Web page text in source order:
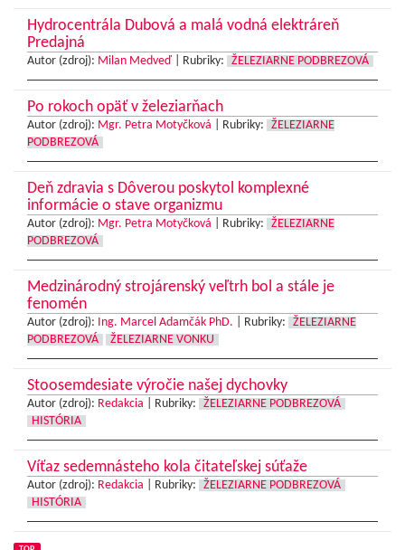
Hydrocentrála Dubová a malá vodná elektráreň
Predajná
Autor (zdroj): Milan Medveď Rubriky: ŽELEZIARNE PODBREZOVÁ
Po rokoch opäť v železiarňach
Autor (zdroj): Mgr. Petra Motyčková Rubriky:
ŽELEZIARNE
PODBREZOVÁ
Deň zdravia s Dôverou poskytol komplexné
informácie o stave organizmu
Autor (zdroj): Mgr. Petra Motyčková Rubriky:
ŽELEZIARNE
PODBREZOVÁ
Medzinárodný strojárenský veľtrh bol a stále je
fenomén
Autor (zdroj): Ing. Marcel Adamčák PhD. Rubriky:
ŽELEZIARNE
PODBREZOVÁ
ŽELEZIARNE VONKU
Stoosemdesiate výročie našej dychovky
Autor (zdroj): Redakcia Rubriky:
ŽELEZIARNE PODBREZOVÁ
HISTÓRIA
Víťaz sedemnásteho kola čitateľskej súťaže
Autor (zdroj): Redakcia Rubriky:
ŽELEZIARNE PODBREZOVÁ
HISTÓRIA